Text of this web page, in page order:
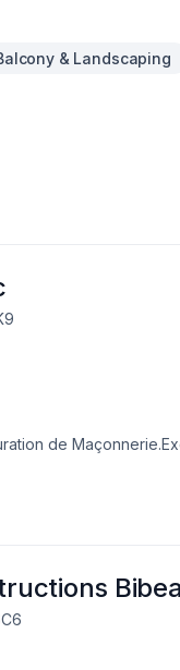
& Landscaping
de